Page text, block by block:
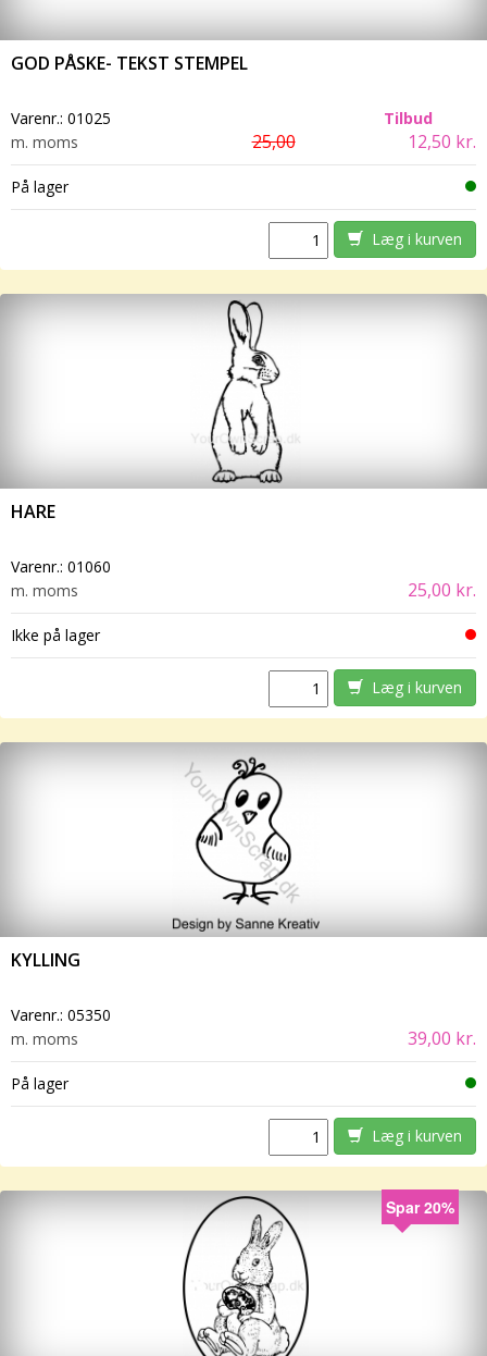
GOD PÅSKE- TEKST STEMPEL
Varenr.: 01025
Tilbud
m. moms
25,00 12,50 kr.
På lager
Læg i kurven
HARE
Varenr.: 01060
m. moms
25,00 kr.
Ikke på lager
Læg i kurven
KYLLING
Varenr.: 05350
m. moms
39,00 kr.
På lager
Læg i kurven
Spar 20%